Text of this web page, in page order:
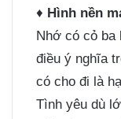
♦ Hình nền
Nhớ có cỏ ba
điều ý nghĩa
có cho đi là
Tình yêu dù